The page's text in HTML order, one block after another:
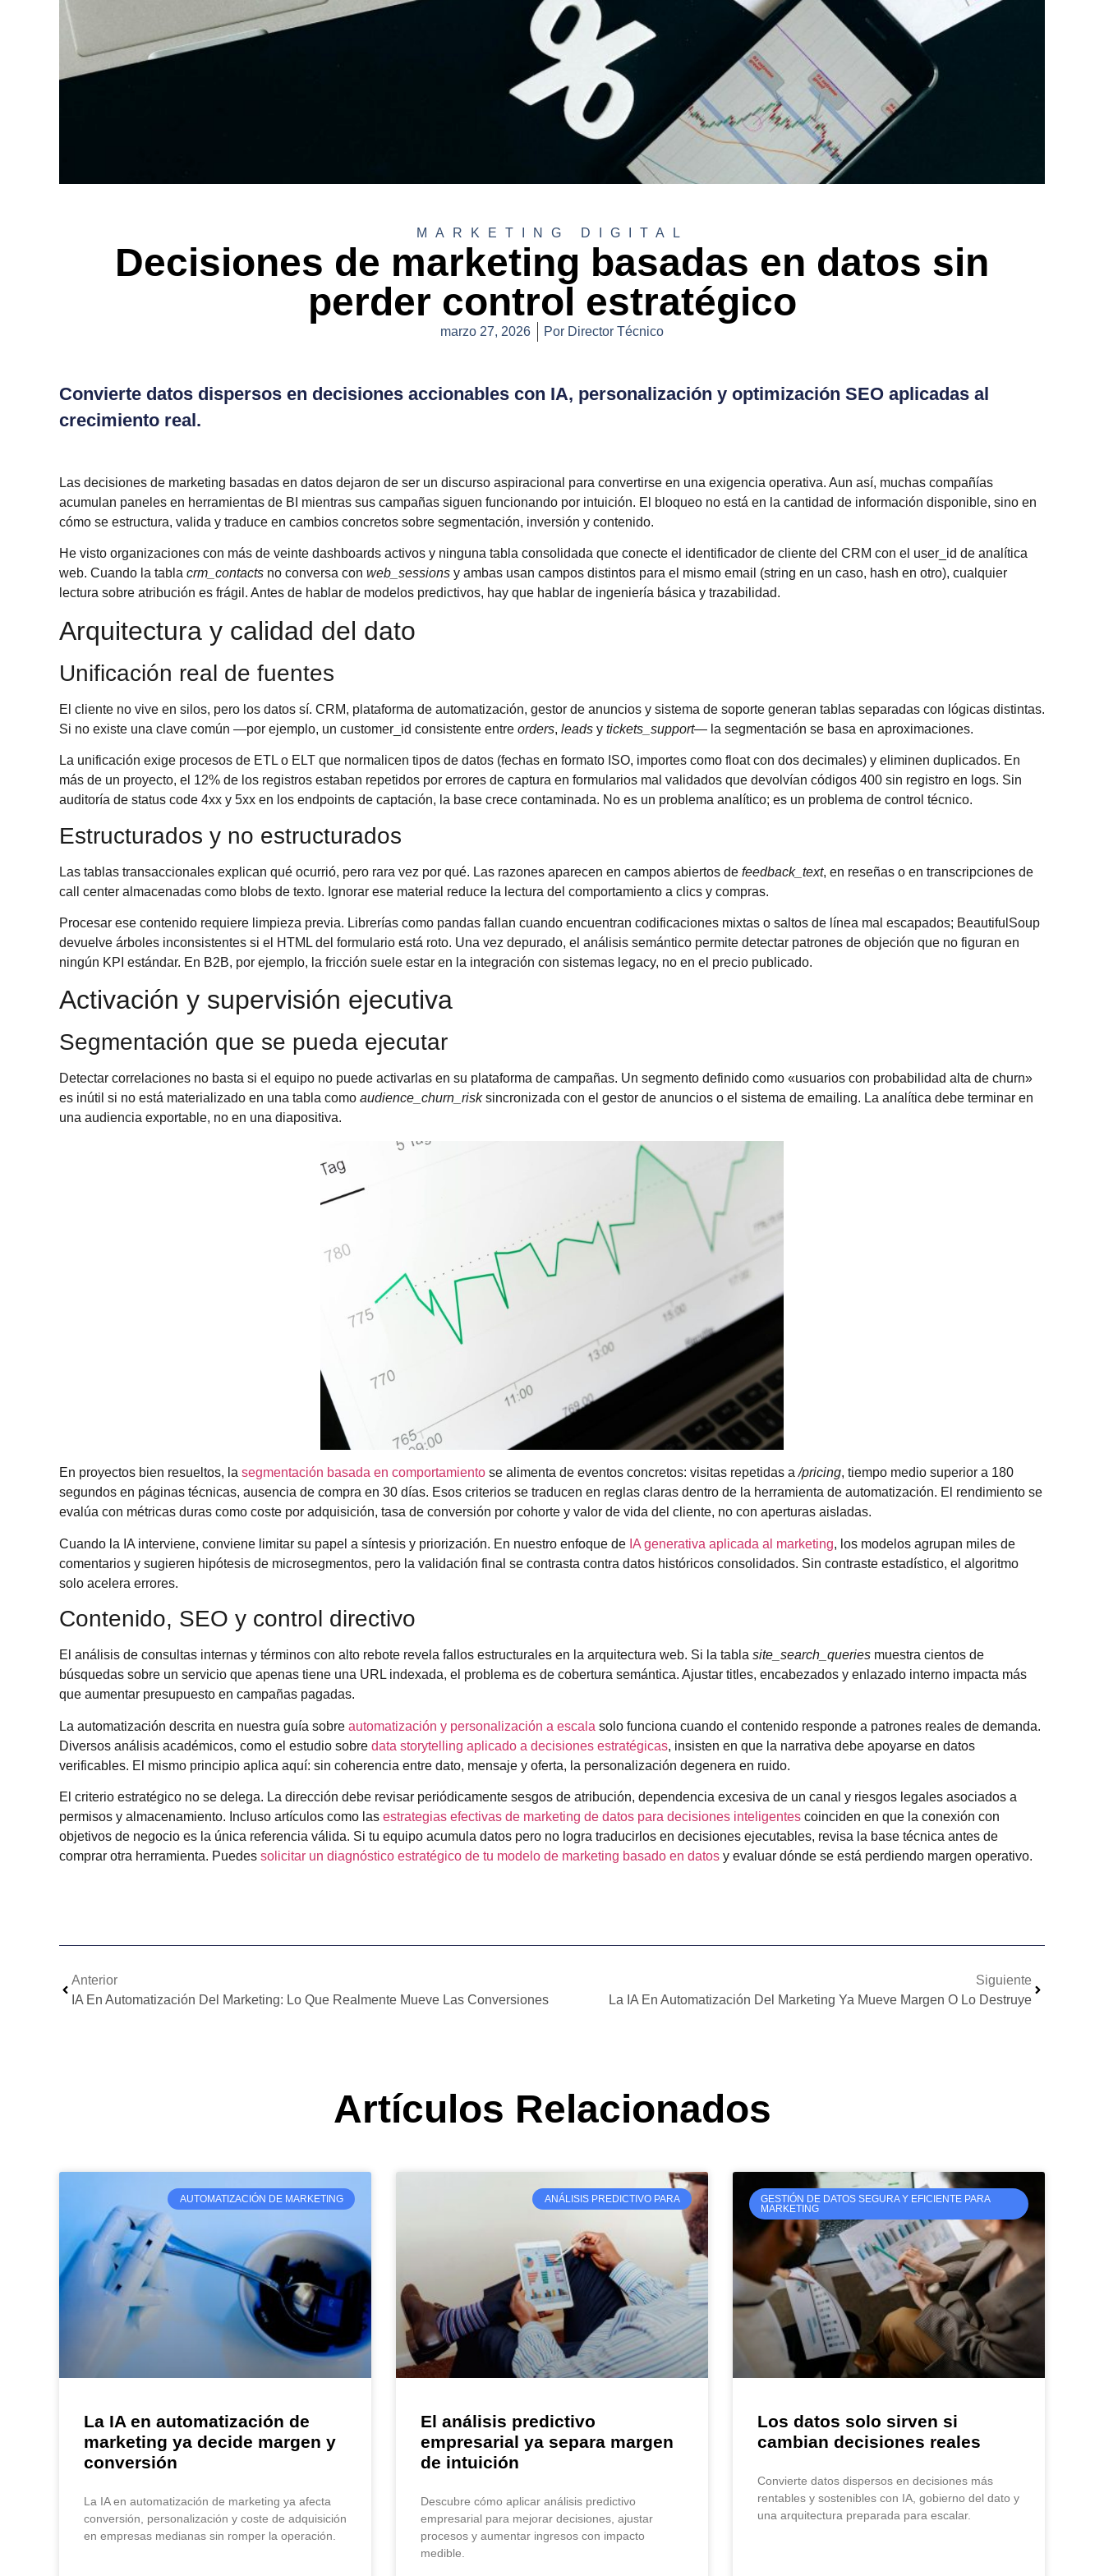
MARKETING DIGITAL
Decisiones de marketing basadas en datos sin
perder control estratégico
marzo 27, 2026 Por Director Técnico
Convierte datos dispersos en decisiones accionables con IA, personalización y optimización SEO aplicadas al
crecimiento real.
Las decisiones de marketing basadas en datos dejaron de ser un discurso aspiracional para convertirse en una exigencia operativa. Aun así, muchas compañías
acumulan paneles en herramientas de BI mientras sus campañas siguen funcionando por intuición. El bloqueo no está en la cantidad de información disponible, sino en
cómo se estructura, valida y traduce en cambios concretos sobre segmentación, inversión y contenido.
He visto organizaciones con más de veinte dashboards activos y ninguna tabla consolidada que conecte el identificador de cliente del CRM con el user_id de analítica
web. Cuando la tabla crm_contacts no conversa con web_sessions y ambas usan campos distintos para el mismo email (string en un caso, hash en otro), cualquier
lectura sobre atribución es frágil. Antes de hablar de modelos predictivos, hay que hablar de ingeniería básica y trazabilidad.
Arquitectura y calidad del dato
Unificación real de fuentes
El cliente no vive en silos, pero los datos sí. CRM, plataforma de automatización, gestor de anuncios y sistema de soporte generan tablas separadas con lógicas distintas.
Si no existe una clave común —por ejemplo, un customer_id consistente entre orders, leads y tickets_support— la segmentación se basa en aproximaciones.
La unificación exige procesos de ETL o ELT que normalicen tipos de datos (fechas en formato ISO, importes como float con dos decimales) y eliminen duplicados. En
más de un proyecto, el 12% de los registros estaban repetidos por errores de captura en formularios mal validados que devolvían códigos 400 sin registro en logs. Sin
auditoría de status code 4xx y 5xx en los endpoints de captación, la base crece contaminada. No es un problema analítico; es un problema de control técnico.
Estructurados y no estructurados
Las tablas transaccionales explican qué ocurrió, pero rara vez por qué. Las razones aparecen en campos abiertos de feedback_text, en reseñas o en transcripciones de
call center almacenadas como blobs de texto. Ignorar ese material reduce la lectura del comportamiento a clics y compras.
Procesar ese contenido requiere limpieza previa. Librerías como pandas fallan cuando encuentran codificaciones mixtas o saltos de línea mal escapados; BeautifulSoup
devuelve árboles inconsistentes si el HTML del formulario está roto. Una vez depurado, el análisis semántico permite detectar patrones de objeción que no figuran en
ningún KPI estándar. En B2B, por ejemplo, la fricción suele estar en la integración con sistemas legacy, no en el precio publicado.
Activación y supervisión ejecutiva
Segmentación que se pueda ejecutar
Detectar correlaciones no basta si el equipo no puede activarlas en su plataforma de campañas. Un segmento definido como «usuarios con probabilidad alta de churn»
es inútil si no está materializado en una tabla como audience_churn_risksincronizada con el gestor de anuncios o el sistema de emailing. La analítica debe terminar en
una audiencia exportable, no en una diapositiva.
En proyectos bien resueltos, la segmentación basada en comportamiento se alimenta de eventos concretos: visitas repetidas a/pricing, tiempo medio superior a 180
segundos en páginas técnicas, ausencia de compra en 30 días. Esos criterios se traducen en reglas claras dentro de la herramienta de automatización. El rendimiento se
evalúa con métricas duras como coste por adquisición, tasa de conversión por cohorte y valor de vida del cliente, no con aperturas aisladas.
Cuando la IA interviene, conviene limitar su papel a síntesis y priorización. En nuestro enfoque de IA generativa aplicada al marketing, los modelos agrupan miles de
comentarios y sugieren hipótesis de microsegmentos, pero la validación final se contrasta contra datos históricos consolidados. Sin contraste estadístico, el algoritmo
solo acelera errores.
Contenido, SEO y control directivo
El análisis de consultas internas y términos con alto rebote revela fallos estructurales en la arquitectura web. Si la tabla site_search_queries muestra cientos de
búsquedas sobre un servicio que apenas tiene una URL indexada, el problema es de cobertura semántica. Ajustar titles, encabezados y enlazado interno impacta más
que aumentar presupuesto en campañas pagadas.
La automatización descrita en nuestra guía sobre automatización y personalización a escala solo funciona cuando el contenido responde a patrones reales de demanda.
Diversos análisis académicos, como el estudio sobre data storytelling aplicado a decisiones estratégicas, insisten en que la narrativa debe apoyarse en datos
verificables. El mismo principio aplica aquí: sin coherencia entre dato, mensaje y oferta, la personalización degenera en ruido.
El criterio estratégico no se delega. La dirección debe revisar periódicamente sesgos de atribución, dependencia excesiva de un canal y riesgos legales asociados a
permisos y almacenamiento. Incluso artículos como las estrategias efectivas de marketing de datos para decisiones inteligentes coinciden en que la conexión con
objetivos de negocio es la única referencia válida. Si tu equipo acumula datos pero no logra traducirlos en decisiones ejecutables, revisa la base técnica antes de
comprar otra herramienta. Puedes solicitar un diagnóstico estratégico de tu modelo de marketing basado en datos y evaluar dónde se está perdiendo margen operativo.
Anterior
IA En Automatización Del Marketing: Lo Que Realmente Mueve Las Conversiones
Siguiente
La IA En Automatización Del Marketing Ya Mueve Margen O Lo Destruye
Artículos Relacionados
AUTOMATIZACIÓN DE MARKETING
La IA en automatización de
marketing ya decide margen y
conversión
La IA en automatización de marketing ya afecta
conversión, personalización y coste de adquisición
en empresas medianas sin romper la operación.
ANÁLISIS PREDICTIVO PARA
El análisis predictivo
empresarial ya separa margen
de intuición
Descubre cómo aplicar análisis predictivo
empresarial para mejorar decisiones, ajustar
procesos y aumentar ingresos con impacto
medible.
GESTIÓN DE DATOS SEGURA Y EFICIENTE PARA
MARKETING
Los datos solo sirven si
cambian decisiones reales
Convierte datos dispersos en decisiones más
rentables y sostenibles con IA, gobierno del dato y
una arquitectura preparada para escalar.